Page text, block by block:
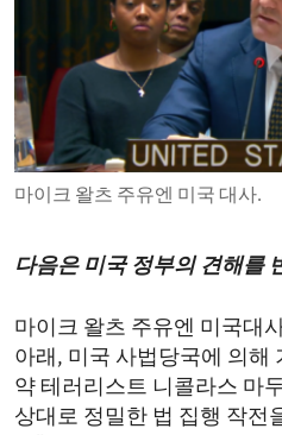
MIDDLE EAST
DEMOCRACY AND
ECONOMY AND TRADE
ENVIRONMENT AND HEALTH
IDEALS AND INSTITUTIONS
마이크 왈츠 주유엔 미국 대사.
다음은 미국 정부의 견해를
마이크 왈츠 주유엔 미국대
아래, 미국 사법당국에 의해
약 테러리스트 니콜라스 마
상대로 정밀한 법 집행 작전